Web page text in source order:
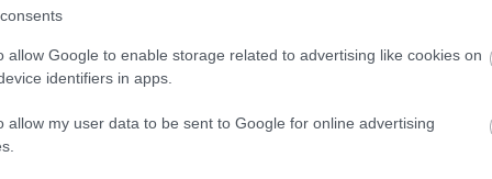
allow Google to enable storage related to advertising like cookies on
identifiers in apps.
allow my user data to be sent to Google for online advertising